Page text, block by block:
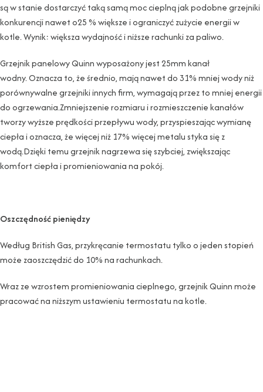
są w stanie dostarczyć taką samą moc cieplną jak podobne grzejniki
konkurencji nawet o25 % większe i ograniczyć zużycie energii w
kotle. Wynik: większa wydajność i niższe rachunki za paliwo.
Grzejnik panelowy Quinn wyposażony jest 25mm kanał
wodny. Oznacza to, że średnio, mają nawet do 31% mniej wody niż
porównywalne grzejniki innych firm, wymagają przez to mniej energii
do ogrzewania.Zmniejszenie rozmiaru i rozmieszczenie kanałów
tworzy wyższe prędkości przepływu wody, przyspieszając wymianę
ciepła i oznacza, że ​​więcej niż 17% więcej metalu styka się z
wodą.Dzięki temu grzejnik nagrzewa się szybciej, zwiększając
komfort ciepła i promieniowania na pokój.
Oszczędność pieniędzy
Według British Gas, przykręcanie termostatu tylko o jeden stopień
może zaoszczędzić do 10% na rachunkach.
Wraz ze wzrostem promieniowania cieplnego, grzejnik Quinn może
pracować na niższym ustawieniu termostatu na kotle.